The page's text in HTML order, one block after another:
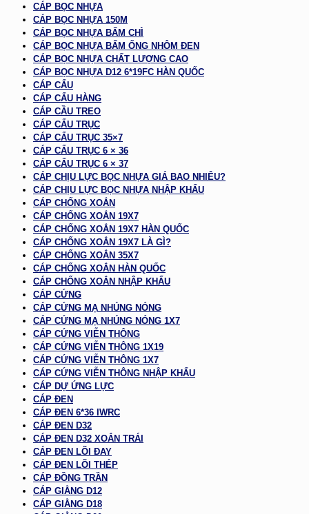
CÁP BỌC NHỰA
CÁP BỌC NHỰA 150M
CÁP BỌC NHỰA BẤM CHÌ
CÁP BỌC NHỰA BẤM ỐNG NHÔM ĐEN
CÁP BỌC NHỰA CHẤT LƯỢNG CAO
CÁP BỌC NHỰA D12 6*19FC HÀN QUỐC
CÁP CẨU
CÁP CẨU HÀNG
CÁP CẦU TREO
CÁP CẨU TRỤC
CÁP CẨU TRỤC 35×7
CÁP CẨU TRỤC 6 × 36
CÁP CẨU TRỤC 6 × 37
CÁP CHỊU LỰC BỌC NHỰA GIÁ BAO NHIÊU?
CÁP CHỊU LỰC BỌC NHỰA NHẬP KHẨU
CÁP CHỐNG XOẮN
CÁP CHỐNG XOẮN 19X7
CÁP CHỐNG XOẮN 19X7 HÀN QUỐC
CÁP CHỐNG XOẮN 19X7 LÀ GÌ?
CÁP CHỐNG XOẮN 35X7
CÁP CHỐNG XOẮN HÀN QUỐC
CÁP CHỐNG XOẮN NHẬP KHẨU
CÁP CỨNG
CÁP CỨNG MẠ NHÚNG NÓNG
CÁP CỨNG MẠ NHÚNG NÓNG 1X7
CÁP CỨNG VIỄN THÔNG
CÁP CỨNG VIỄN THÔNG 1X19
CÁP CỨNG VIỄN THÔNG 1X7
CÁP CỨNG VIỄN THÔNG NHẬP KHẨU
CÁP DỰ ỨNG LỰC
CÁP ĐEN
CÁP ĐEN 6*36 IWRC
CÁP ĐEN D32
CÁP ĐEN D32 XOẮN TRÁI
CÁP ĐEN LÕI ĐAY
CÁP ĐEN LÕI THÉP
CÁP ĐỒNG TRẦN
CÁP GIẰNG D12
CÁP GIẰNG D18